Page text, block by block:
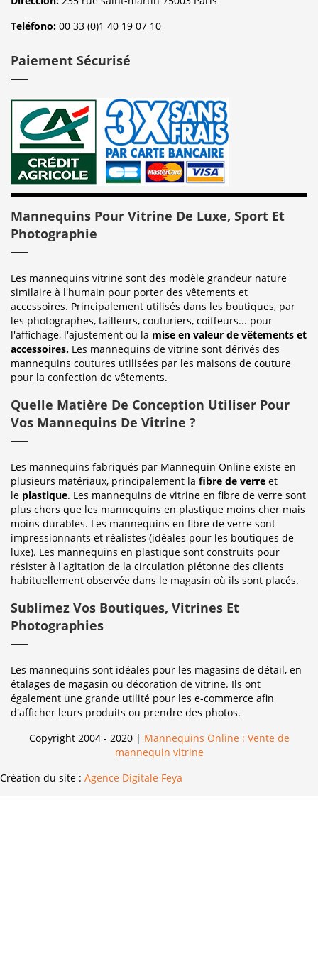
Teléfono: 00 33 (0)1 40 19 07 10
Paiement Sécurisé
Mannequins Pour Vitrine De Luxe, Sport Et
Photographie
Les mannequins vitrine sont des modèle grandeur nature
similaire à l'humain pour porter des vêtements et
accessoires. Principalement utilisés dans les boutiques, par
les photographes, tailleurs, couturiers, coiffeurs... pour
l'affichage, l'ajustement ou la mise en valeur de vêtements et
accessoires. Les mannequins de vitrine sont dérivés des
mannequins coutures utilisées par les maisons de couture
pour la confection de vêtements.
Quelle Matière De Conception Utiliser Pour
Vos Mannequins De Vitrine ?
Les mannequins fabriqués par Mannequin Online existe en
plusieurs matériaux, principalement la fibre de verre et
le plastique. Les mannequins de vitrine en fibre de verre sont
plus chers que les mannequins en plastique moins cher mais
moins durables. Les mannequins en fibre de verre sont
impressionnants et réalistes (idéales pour les boutiques de
luxe). Les mannequins en plastique sont construits pour
résister à l'agitation de la circulation piétonne des clients
habituellement observée dans le magasin où ils sont placés.
Sublimez Vos Boutiques, Vitrines Et
Photographies
Les mannequins sont idéales pour les magasins de détail, en
étalages de magasin ou décoration de vitrine. Ils ont
également une grande utilité pour les e-commerce afin
d'afficher leurs produits ou prendre des photos.
Copyright 2004 - 2020 | Mannequins Online : Vente de
mannequin vitrine
Création du site : Agence Digitale Feya